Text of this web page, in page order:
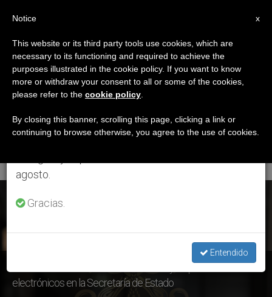
ETIQUETA
Posts Tagged
‘dispositivos
Electrónicos’
ÚLTIMAS NOTICIAS
Vaticano: Incautación de documentos y dispositivos
electrónicos en la Secretaría de Estado
×
Aviso importante
Del 27 de julio al 7 de agosto haremos la pausa
anual, aprovechando que en el periodo de verano
se generan menos informaciones y también el
agosto.
Gracias.
Entendido
x
Notice
This website or its third party tools use cookies, which are
necessary to its functioning and required to achieve the
purposes illustrated in the cookie policy. If you want to know
more or withdraw your consent to all or some of the cookies,
please refer to the cookie policy
By closing this banner, scrolling this page, clicking a link or
continuing to browse otherwise, you agree to the use of cookies.